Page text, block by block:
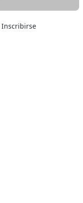
Inscribirse